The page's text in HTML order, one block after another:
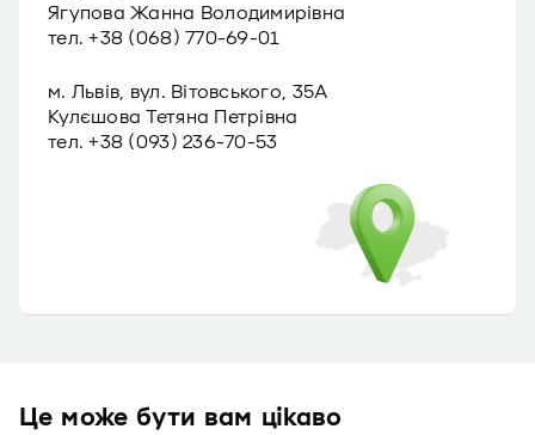
Ягупова Жанна Володимирівна
тел. +38 (068) 770-69-01
м. Львів, вул. Вітовського, 35А
Кулєшова Тетяна Петрівна
тел. +38 (093) 236-70-53
Це може бути вам цікаво